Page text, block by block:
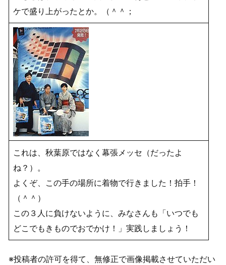
ケで盛り上がったとか。（＾＾；
これは、秋葉原ではなく幕張メッセ（だったよ
ね？）。
よくぞ、この手の場所に着物で行きました！拍手！
（＾＾）
この３人に負けないように、みなさんも「いつでも
どこでもきものでおでかけ！」実践しましょう！
※投稿者の許可を得て、無修正で画像掲載させていただい